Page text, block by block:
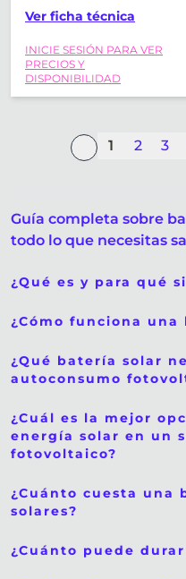
SIGENSTACK
CONTROLLER M2
VERSION - 1C BOST
Ver ficha técnica
INICIE SESIÓN PARA VER
PRECIOS Y
DISPONIBILIDAD
1 2 3
Guía completa sobre
todo lo que necesitas
¿Qué es y para qué
¿Cómo funciona una
¿Qué batería solar
autoconsumo
¿Cuál es la mejor
energía solar en un
fotovoltaico?
¿Cuánto cuesta una
solares?
¿Cuánto puede